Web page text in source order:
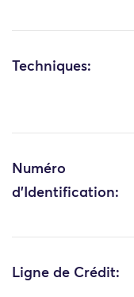
Techniques:
Numéro
d'Identification:
Ligne de Crédit: